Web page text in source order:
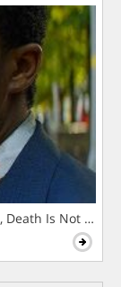
Is Not The